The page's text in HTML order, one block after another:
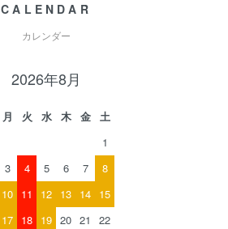
CALENDAR
カレンダー
2026年8月
月 火 水 木 金
土
1
3 4 5 6 7
8
10 11 12 13 14 15
17 18 19 20 21
22